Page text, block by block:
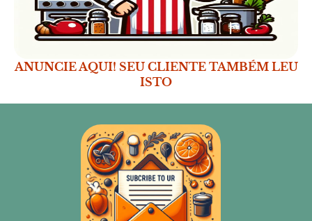
ANUNCIE AQUI! SEU CLIENTE TAMBÉM LEU
ISTO